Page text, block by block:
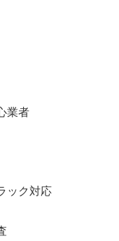
業者
ック対応